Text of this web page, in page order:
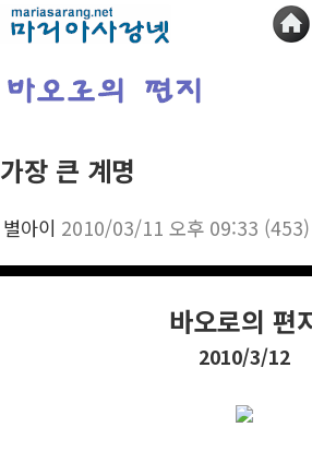
가장 큰 계명
별아이 2010/03/11 오후 09:33 (453)
바오로의 편
2010/3/12